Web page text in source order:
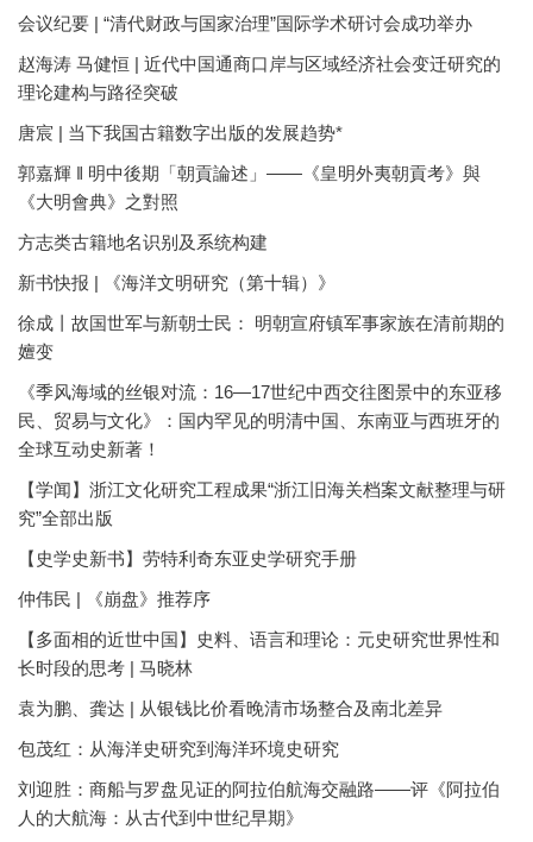
会议纪要 | “清代财政与国家治理”国际学术研讨会成功举办
赵海涛 马健恒 | 近代中国通商口岸与区域经济社会变迁研究的
理论建构与路径突破
唐宸 | 当下我国古籍数字出版的发展趋势*
郭嘉輝 ‖ 明中後期「朝貢論述」——《皇明外夷朝貢考》與
《大明會典》之對照
方志类古籍地名识别及系统构建
新书快报 | 《海洋文明研究（第十辑）》
徐成丨故国世军与新朝士民： 明朝宣府镇军事家族在清前期的
嬗变
《季风海域的丝银对流：16—17世纪中西交往图景中的东亚移
民、贸易与文化》：国内罕见的明清中国、东南亚与西班牙的
全球互动史新著！
【学闻】浙江文化研究工程成果“浙江旧海关档案文献整理与研
究”全部出版
【史学史新书】劳特利奇东亚史学研究手册
仲伟民 | 《崩盘》推荐序
【多面相的近世中国】史料、语言和理论：元史研究世界性和
长时段的思考 | 马晓林
袁为鹏、龚达 | 从银钱比价看晚清市场整合及南北差异
包茂红：从海洋史研究到海洋环境史研究
刘迎胜：商船与罗盘见证的阿拉伯航海交融路——评《阿拉伯
人的大航海：从古代到中世纪早期》